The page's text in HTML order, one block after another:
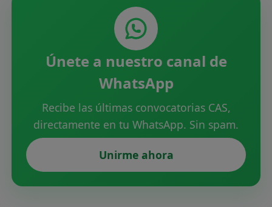
Únete a nuestro canal de
WhatsApp
Recibe las últimas convocatorias CAS,
directamente en tu WhatsApp. Sin spam.
Unirme ahora